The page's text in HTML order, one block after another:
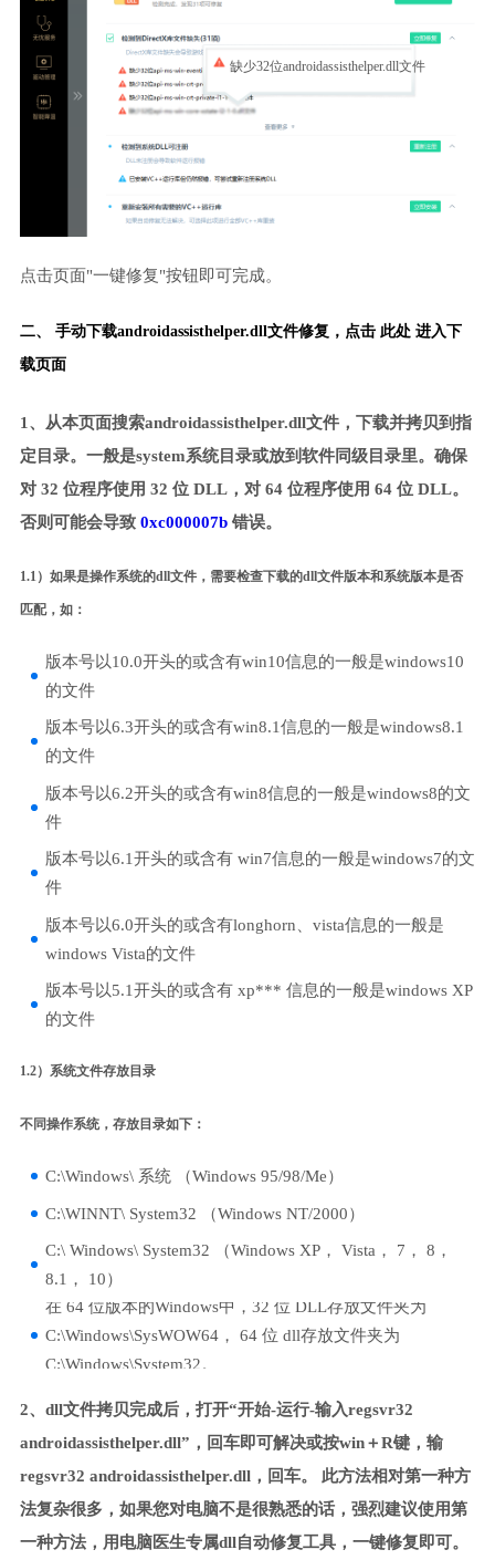
缺少32位androidassisthelper.dll文件
点击页面"一键修复"按钮即可完成。
二、 手动下载androidassisthelper.dll文件修复， 点击 此处 进入下
载页面
1、从本页面搜索androidassisthelper.dll文件，下载并拷贝到指
定目录。一般是system系统目录或放到软件同级目录里。确保
对 32 位程序使用 32 位 DLL，对 64 位程序使用 64 位 DLL。
否则可能会导致 0xc000007b错误。
1.1）如果是操作系统的dll文件，需要检查下载的dll文件版本和系统版本是否
匹配，如：
版本号以10.0开头的或含有win10信息的一般是windows10
的文件
版本号以6.3开头的或含有win8.1信息的一般是windows8.1
的文件
版本号以6.2开头的或含有win8信息的一般是windows8的文
件
版本号以6.1开头的或含有 win7信息的一般是windows7的文
件
版本号以6.0开头的或含有longhorn、vista信息的一般是
windows Vista的文件
版本号以5.1开头的或含有 xp*** 信息的一般是windows XP
的文件
1.2）系统文件存放目录
不同操作系统，存放目录如下：
C:\Windows\ 系统 （Windows 95/98/Me）
C:\WINNT\ System32 （Windows NT/2000）
C:\ Windows\ System32 （Windows XP， Vista， 7， 8，
8.1， 10）
在 64 位版本的Windows中，32 位 DLL存放文件夹为
C:\Windows\SysWOW64， 64 位 dll存放文件夹为
C:\Windows\System32。
2、dll文件拷贝完成后，打开“开始-运行-输入regsvr32
androidassisthelper.dll”，回车即可解决或按win＋R键，输
regsvr32 androidassisthelper.dll，回车。 此方法相对第一种方
法复杂很多，如果您对电脑不是很熟悉的话，强烈建议使用第
一种方法，用电脑医生专属dll自动修复工具，一键修复即可。